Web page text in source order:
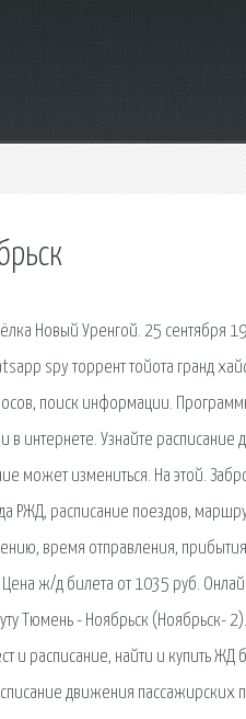
Новый Уренгой. 25 сентября
spy торрент тойота гранд
поиск информации.
интернете. Узнайте расписание
может измениться. На этой.
РЖД, расписание поездов,
время отправления,
ж/д билета от 1035 руб.
Тюмень - Ноябрьск (Ноябрьск- 2).
и расписание, найти и купить
движения